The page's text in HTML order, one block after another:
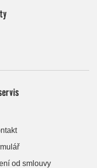
od smlouvy